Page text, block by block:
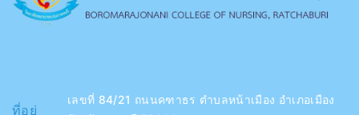
ที่อยู่
เลขที่ 84/21 ถนนคฑาธร ตำบลหน้าเมือง อำเภอเมือง